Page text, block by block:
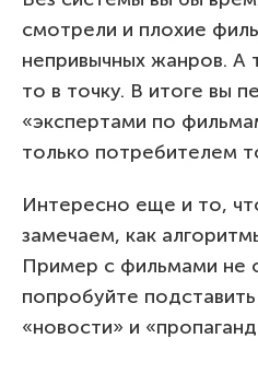
смотрели и плохие
непривычных жанров. А
то в точку. В итоге вы
«экспертами по
только потребителем
Интересно еще и то,
замечаем, как
Пример с фильмами не
попробуйте
«новости» и